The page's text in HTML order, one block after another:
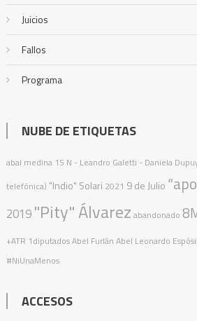
Juicios
Fallos
Programa
NUBE DE ETIQUETAS
abal medina 15 N - Leandro Galetti - Daniela
telefónica) "Indio" Solari 2021 9 de Julio
2019"Pity" Álvarez abandonado
+ATR 1diputadosAbel Furlán Abel Leonardo
#NiUnaMenos
ACCESOS